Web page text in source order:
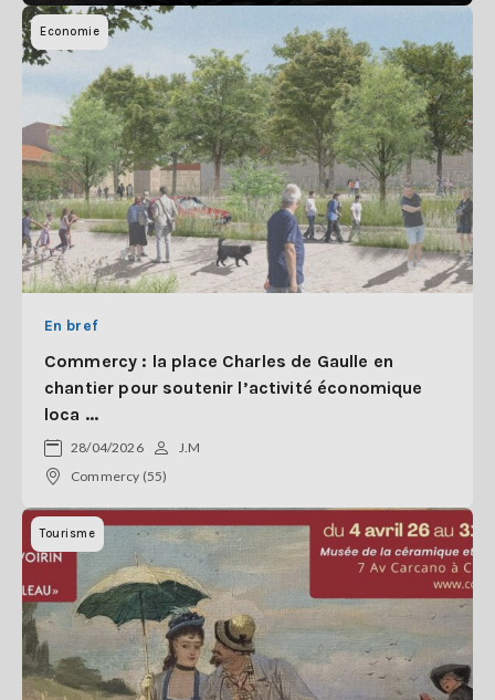
Economie
En bref
Commercy : la place Charles de Gaulle en
chantier pour soutenir l’activité économique
loca ...
28/04/2026
J.M
Commercy (55)
Tourisme